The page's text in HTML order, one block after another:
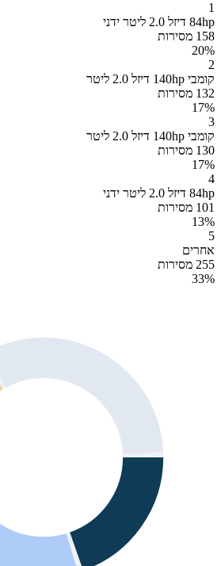
1
84hp דיזל 2.0 ליטר ידני
158 מסירות
20%
2
קומבי 140hp דיזל 2.0 ליטר
132 מסירות
17%
3
קומבי 140hp דיזל 2.0 ליטר
130 מסירות
17%
4
84hp דיזל 2.0 ליטר ידני
101 מסירות
13%
5
אחרים
255 מסירות
33%